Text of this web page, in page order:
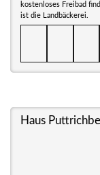
kostenloses Freibad
ist die Landbäckerei.
Haus